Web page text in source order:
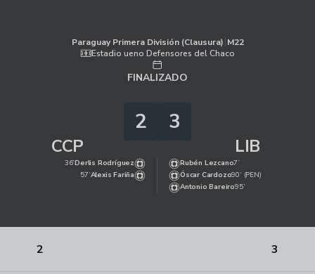
Paraguay Primera División (Clausura)|M22
Estadio ueno Defensores del Chaco
FINALIZADO
CCP
2 3
LIB
36’Derlis Rodríguez
57’Alexis Fariña
7’
Rubén Lezcano
90’ (PEN)
Óscar Cardozo
95’
Antonio Bareiro
2 3